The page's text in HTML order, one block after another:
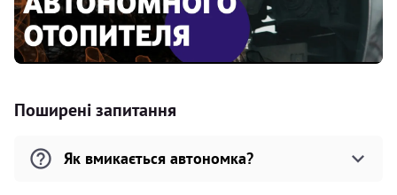
Поширені запитання
Як вмикається автономка?